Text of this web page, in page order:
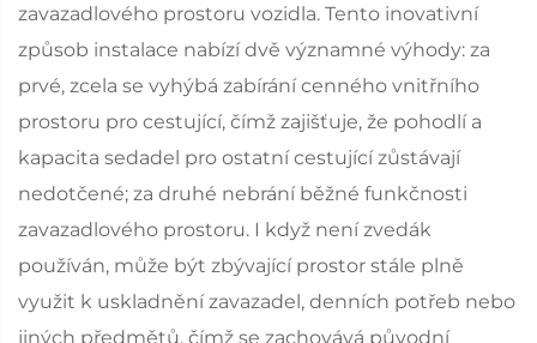
zavazadlového prostoru vozidla. Tento inovativní
způsob instalace nabízí dvě významné výhody: za
prvé, zcela se vyhýbá zabírání cenného vnitřního
prostoru pro cestující, čímž zajišťuje, že pohodlí a
kapacita sedadel pro ostatní cestující zůstávají
nedotčené; za druhé nebrání běžné funkčnosti
zavazadlového prostoru. I když není zvedák
používán, může být zbývající prostor stále plně
využit k uskladnění zavazadel, denních potřeb nebo
jiných předmětů, čímž se zachovává původní